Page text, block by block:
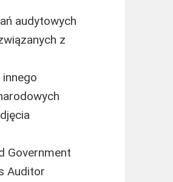
audytowych
z
Government
Auditor